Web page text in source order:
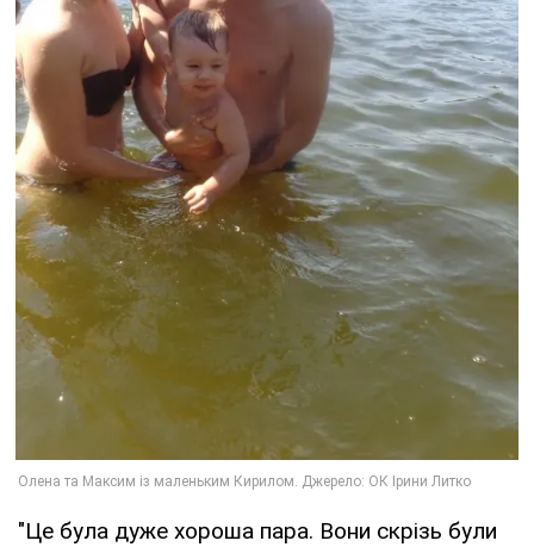
"Це була дуже хороша пара. Вони скрізь були